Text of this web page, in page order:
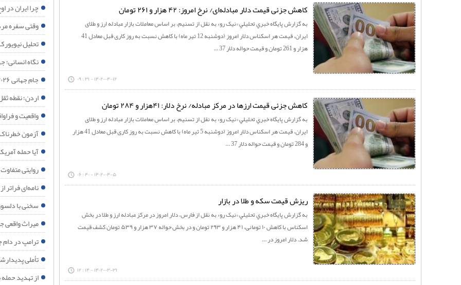
کاهش جزئی قیمت دلار مبادله‌ای/ نرخ امروز: ۴۲ هزار و ۲۶۱ تومان
به گزارش پايگاه خبري تحليلي «نيک رو» به نقل از تسنیم، بر اساس معاملات بازار مبادله ارز و طلای
ایران، قیمت هر اسکناس دلار امروز (دوشنبه 12 تیر ماه) با کاهش نسبت به روز کاری قبل معادل 41
هزار و 261 تومان و قیمت حواله دلار 37 ...
۱۴۰۲-۰۴-۱۲ - ۳۱ : ۰۹
کاهش جزئی قیمت ارزها در مرکز مبادله‌/ نرخ دلار: ۴۱هزار و ۲۸۴ تومان
به گزارش پايگاه خبري تحليلي «نيک رو» به نقل از تسنیم، بر اساس معاملات بازار مبادله ارز و طلای
ایران، قیمت هر اسکناس دلار امروز (دوشنبه 5 تیر ماه) با کاهش نسبت به روز کاری قبل معادل 41 هزار
و 284 تومان و قیمت حواله دلار 37 ...
۱۴۰۲-۰۴-۵ - ۴۰ : ۰۶
ریزش قیمت سکه و طلا در بازار
به گزارش پايگاه خبري تحليلي «نيک رو» به نقل از فارس، دلار ‌امروز در مرکز مبادله ارز و طلا در بخش
اسکناس با کاهش ۱۰ تومانی، ۴۱ هزار و ۲۹۳ تومان و در بخش حواله‌ ۳۷ هزار و ۵۳۹ تومان کشف قیمت
شد‌. دلار امروز در ...
۱۴۰۲-۰۳-۳۱ - ۱۴ : ۱۲
چرا ایران
وقتی سفره
تحلیل
نگاه انسانی؛
جام جهانی ۲۰۲۶؛ آینه افول نظم آمریکایی
اردن؛ نقطه
واقعیت و
آزمون
آیا حمله
روایتی متفاوت از ۱۵۰ شبانه روز ایستادگی مردم
نامه‌ای فراتر
سخنی با
میراث واقعی جنگ ۴۰ روزه برای
ترامپ در دام
تأملی
از تهدید